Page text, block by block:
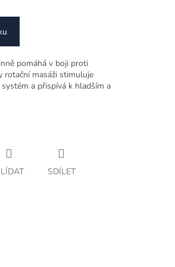
pomáhá v boji proti
rotační masáži stimuluje
a přispívá k hladším a
SDÍLET